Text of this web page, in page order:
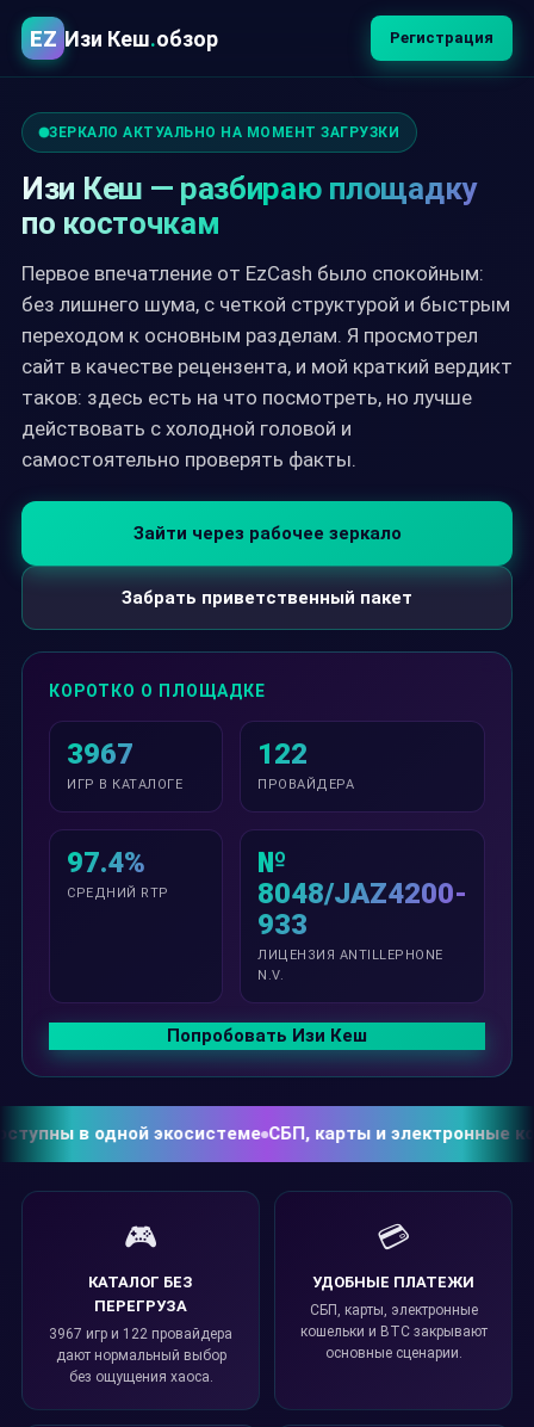
EZ Изи Кеш.обзор Регистрация
ЗЕРКАЛО АКТУАЛЬНО НА МОМЕНТ ЗАГРУЗКИ
Изи Кеш — разбираю площадку
по косточкам
Первое впечатление от EzCash было спокойным:
без лишнего шума, с четкой структурой и быстрым
переходом к основным разделам. Я просмотрел
сайт в качестве рецензента, и мой краткий вердикт
таков: здесь есть на что посмотреть, но лучше
действовать с холодной головой и
самостоятельно проверять факты.
Зайти через рабочее зеркало
Забрать приветственный пакет
КОРОТКО О ПЛОЩАДКЕ
3967
ИГР В КАТАЛОГЕ
122
ПРОВАЙДЕРА
97.4%
СРЕДНИЙ RTP
№
8048/JAZ4200-
933
ЛИЦЕНЗИЯ ANTILLEPHONE
N.V.
Попробовать Изи Кеш
в одной экосистеме СБП, карты и электронные
🎮
КАТАЛОГ БЕЗ
ПЕРЕГРУЗА
3967 игр и 122 провайдера
дают нормальный выбор
без ощущения хаоса.
💳
УДОБНЫЕ ПЛАТЕЖИ
СБП, карты, электронные
кошельки и BTC закрывают
основные сценарии.